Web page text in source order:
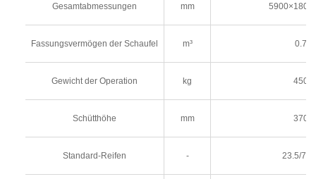
Gesamtabmessungen mm
Fassungsvermögen der Schaufel m³ 0.75
Gewicht der Operation kg 4500
Schütthöhe mm 3700
Standard-Reifen - 23.5/70-